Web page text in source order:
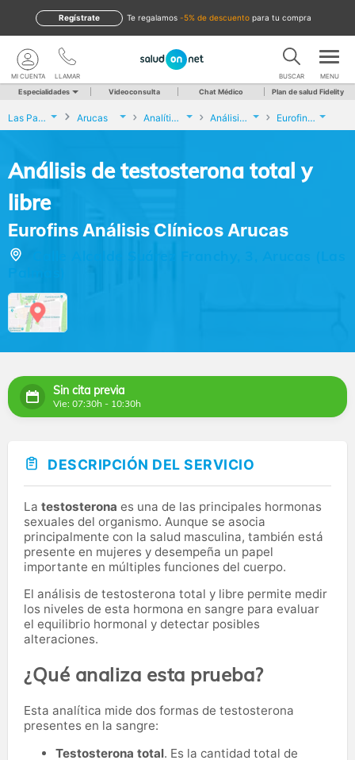
te regalamos -5% de descuento para tu compra
Regístrate
LLAMAR
MI CUENTA BUSCAR MENU
Especialidades Videoconsulta Chat Médico Plan de salud Fidelity
Las Palmas Arucas Analíticas y Genética Análisis de testosterona total y libre Eurofins Análisis Clínicos Arucas
Análisis de testosterona total y
libre
Eurofins Análisis Clínicos Arucas
Sin cita previa
Vie: 07:30h - 10:30h
DESCRIPCIÓN DEL SERVICIO
La testosterona es una de las principales hormonas
sexuales del organismo. Aunque se asocia
principalmente con la salud masculina, también está
presente en mujeres y desempeña un papel
importante en múltiples funciones del cuerpo.
El análisis de testosterona total y libre permite medir
los niveles de esta hormona en sangre para evaluar
el equilibrio hormonal y detectar posibles
alteraciones.
¿Qué analiza esta prueba?
Esta analítica mide dos formas de testosterona
presentes en la sangre:
Testosterona total. Es la cantidad total de